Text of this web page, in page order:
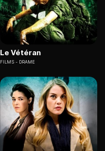
Le Vétéran
FILMS DRAME